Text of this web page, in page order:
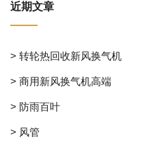
近期文章
> 转轮热回收新风换气机
> 商用新风换气机高端
> 防雨百叶
> 风管